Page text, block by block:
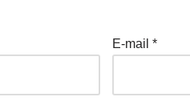
E-mail *